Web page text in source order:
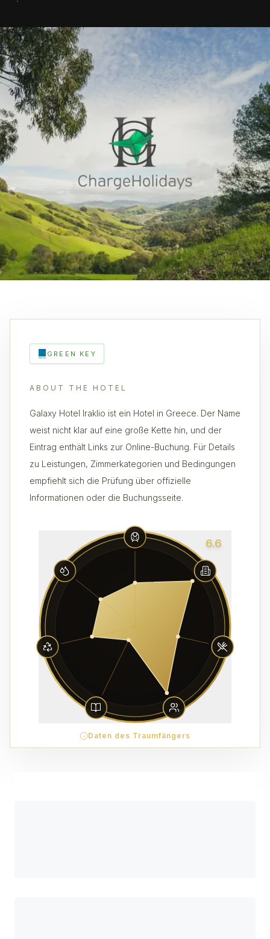
GREEN KEY
ABOUT THE HOTEL
Galaxy Hotel Iraklio ist ein Hotel in Greece. Der Name
weist nicht klar auf eine große Kette hin, und der
Eintrag enthält Links zur Online-Buchung. Für Details
zu Leistungen, Zimmerkategorien und Bedingungen
empfiehlt sich die Prüfung über offizielle
Informationen oder die Buchungsseite.
6.6
Daten des Traumfängers